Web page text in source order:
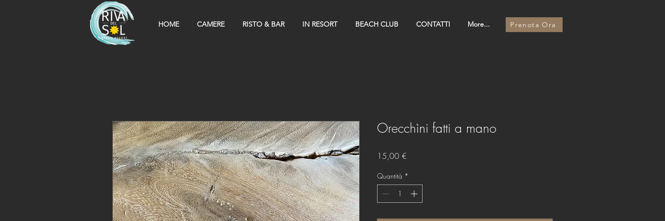
HOME CAMERE RISTO & BAR IN RESORT BEACH CLUB CONTATTI More... Prenota Ora
Orecchìni fatti a mano
15,00 €
Quantità *